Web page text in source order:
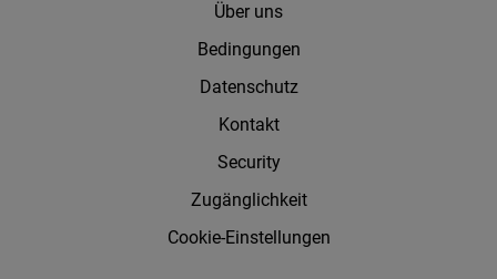
Über uns
Bedingungen
Datenschutz
Kontakt
Security
Zugänglichkeit
Cookie-Einstellungen